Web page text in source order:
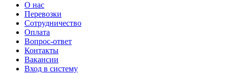
О нас
Перевозки
Сотрудничество
Оплата
Вопрос-ответ
Контакты
Вакансии
Вход в систему